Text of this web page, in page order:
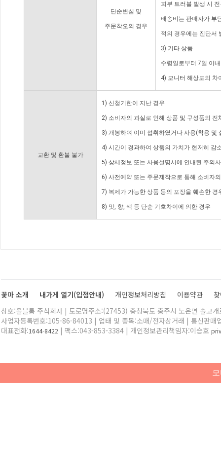
단순변심 및
주문착오의 경우
피부 트러블 발생 시
배송비는 판매자가 부
적의 경우에는 진단서
3) 기타 상품
수령일로부터 7일 이
4) 모니터 해상도의 차
교환 및 환불 불가
1) 신청기한이 지난 경우
2) 소비자의 과실로 인해 상품 및 구성품의
3) 개봉하여 이미 섭취하였거나 사용(착용 및
4) 시간이 경과하여 상품의 가치가 현저히 감
5) 상세정보 또는 사용설명서에 안내된 주의
6) 사전예약 또는 주문제작으로 통해 소비자
7) 복제가 가능한 상품 등의 포장을 훼손한 경
8) 맛, 향, 색 등 단순 기호차이에 의한 경우
꽃마 소개 내가게 열기(입점안내) 개인정보처리방침 이용약관
상호:올블룸 주식회사 | 도로명주소:(27453) 충청북도 충주시 노은면 솔고
사업자등록번호:105-86-84013 | 업태 및 종목:소매/전자상거래 | 통신판매
대표전화:1644-8422 | 팩스:043-853-3384 | 개인정보관리책임자:이승호